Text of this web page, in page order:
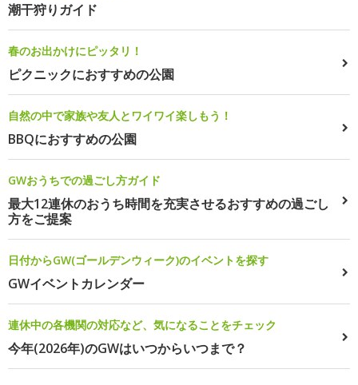
潮干狩りガイド
春のお出かけにピッタリ！
ピクニックにおすすめの公園
自然の中で家族や友人とワイワイ楽しもう！
BBQにおすすめの公園
GWおうちでの過ごし方ガイド
最大12連休のおうち時間を充実させるおすすめの過ごし
方をご提案
日付からGW(ゴールデンウィーク)のイベントを探す
GWイベントカレンダー
連休中の各機関の対応など、気になることをチェック
今年(2026年)のGWはいつからいつまで？